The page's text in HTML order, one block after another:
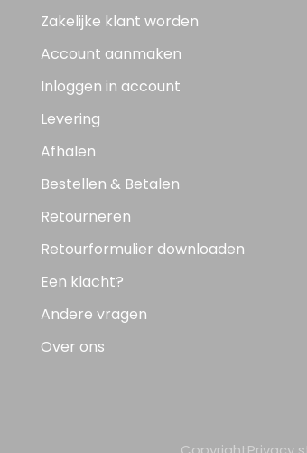
Zakelijke klant worden
Account aanmaken
Inloggen in account
Levering
Afhalen
Bestellen & Betalen
Retourneren
Retourformulier downloaden
Een klacht?
Andere vragen
Over ons